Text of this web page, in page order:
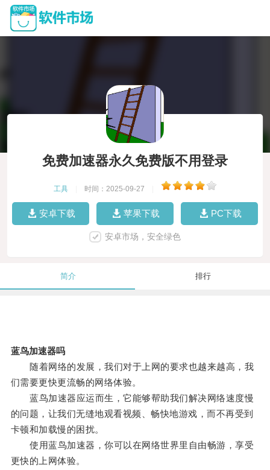
免费加速器永久免费版不用登录
工具 时间：2025-09-27
安卓下载 苹果下载 PC下载
安卓市场，安全绿色
简介 排行
蓝鸟加速器吗
随着网络的发展，我们对于上网的要求也越来越高，我
们需要更快更流畅的网络体验。
蓝鸟加速器应运而生，它能够帮助我们解决网络速度慢
的问题，让我们无缝地观看视频、畅快地游戏，而不再受到
卡顿和加载慢的困扰。
使用蓝鸟加速器，你可以在网络世界里自由畅游，享受
更快的上网体验。